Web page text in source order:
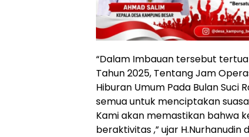
“Dalam Imbauan tersebut
Tahun 2025, Tentang Jam
Hiburan Umum Pada Bulan Suci
semua untuk menciptakan
Kami akan memastikan bahwa
beraktivitas ,” ujar